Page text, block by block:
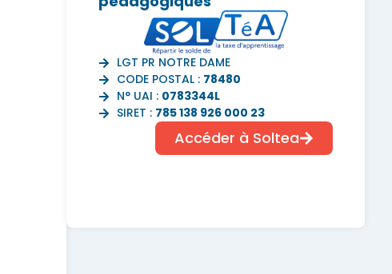
LGT PR NOTRE DAME
CODE POSTAL : 78480
N° UAI : 0783344L
SIRET : 785 138 926 000 23
Accéder à Soltea